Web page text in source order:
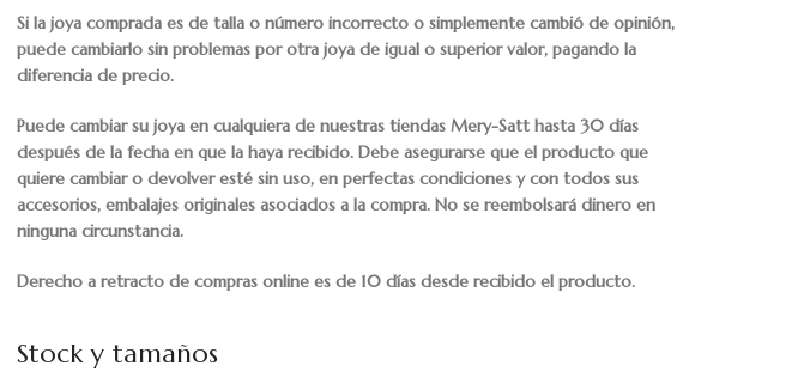
Si la joya comprada es de talla o número incorrecto o simplemente cambió de opinión,
puede cambiarlo sin problemas por otra joya de igual o superior valor, pagando la
diferencia de precio.
Puede cambiar su joya en cualquiera de nuestras tiendas Mery-Satt hasta 30 días
después de la fecha en que la haya recibido. Debe asegurarse que el producto que
quiere cambiar o devolver esté sin uso, en perfectas condiciones y con todos sus
accesorios, embalajes originales asociados a la compra. No se reembolsará dinero en
ninguna circunstancia.
Derecho a retracto de compras online es de 10 días desde recibido el producto.
Stock y tamaños